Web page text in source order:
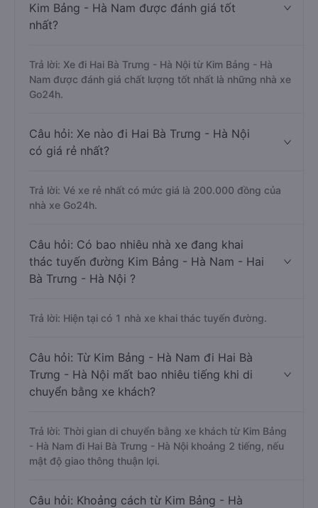
Kim Bảng - Hà Nam được đánh giá tốt
nhất?
Trả lời: Xe đi Hai Bà Trưng - Hà Nội từ Kim Bảng - Hà
Nam được đánh giá chất lượng tốt nhất là những nhà xe
Go24h.
Câu hỏi: Xe nào đi Hai Bà Trưng - Hà Nội
có giá rẻ nhất?
Trả lời: Vé xe rẻ nhất có mức giá là 200.000 đồng của
nhà xe Go24h.
Câu hỏi: Có bao nhiêu nhà xe đang khai
thác tuyến đường Kim Bảng - Hà Nam - Hai
Bà Trưng - Hà Nội ?
Trả lời: Hiện tại có 1 nhà xe khai thác tuyến đường.
Câu hỏi: Từ Kim Bảng - Hà Nam đi Hai Bà
Trưng - Hà Nội mất bao nhiêu tiếng khi di
chuyển bằng xe khách?
Trả lời: Thời gian di chuyển bằng xe khách từ Kim Bảng
- Hà Nam đi Hai Bà Trưng - Hà Nội khoảng 2 tiếng, nếu
mật độ giao thông thuận lợi.
Câu hỏi: Khoảng cách từ Kim Bảng - Hà